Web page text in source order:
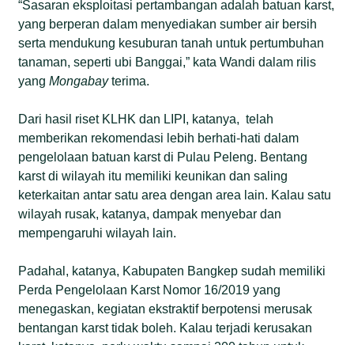
“Sasaran eksploitasi pertambangan adalah batuan karst,
yang berperan dalam menyediakan sumber air bersih
serta mendukung kesuburan tanah untuk pertumbuhan
tanaman, seperti ubi Banggai,” kata Wandi dalam rilis
yangMongabayterima.
Dari hasil riset KLHK dan LIPI, katanya, telah
memberikan rekomendasi lebih berhati-hati dalam
pengelolaan batuan karst di Pulau Peleng. Bentang
karst di wilayah itu memiliki keunikan dan saling
keterkaitan antar satu area dengan area lain. Kalau satu
wilayah rusak, katanya, dampak menyebar dan
mempengaruhi wilayah lain.
Padahal, katanya, Kabupaten Bangkep sudah memiliki
Perda Pengelolaan Karst Nomor 16/2019 yang
menegaskan, kegiatan ekstraktif berpotensi merusak
bentangan karst tidak boleh. Kalau terjadi kerusakan